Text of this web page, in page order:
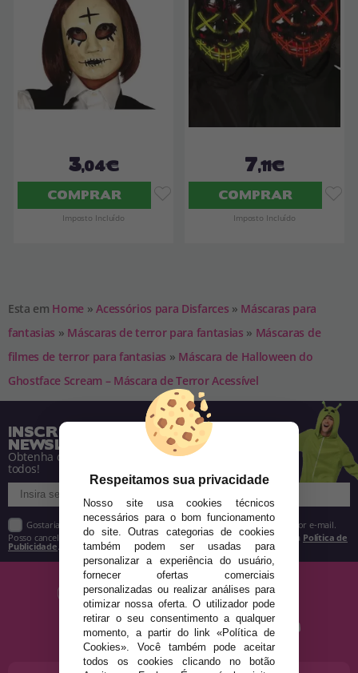
3,04€
COMPRAR
Imposto Incluído
7,11€
COMPRAR
Imposto Incluído
Esta em Home » Acessórios para Disfarces » Máscaras para
fantasias » Máscaras de terror para fantasias » Máscaras de
filmes de terror para fantasias » Máscara de Halloween do
Ghostface Scream – Máscara de Terror Acessível
INSCREVA-SE NA NOSSA
NEWSLETTER
Obtenha descontos e saiba de tudo antes de
todos!
Gostaria de receber descontos exclusivos, novidades e tendências por e-mail.
Posso cancelar a inscrição a qualquer momento, conforme estipulado na Política de
Publicidade
Respeitamos sua privacidade
Nosso site usa cookies técnicos
necessários para o bom funcionamento
do site. Outras categorias de cookies
também podem ser usadas para
personalizar a experiência do usuário,
fornecer ofertas comerciais
personalizadas ou realizar análises para
otimizar nossa oferta. O utilizador pode
retirar o seu consentimento a qualquer
momento, a partir do link «Política de
Cookies». Você também pode aceitar
todos os cookies clicando no botão